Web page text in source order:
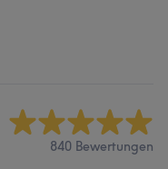
840 Bewertungen